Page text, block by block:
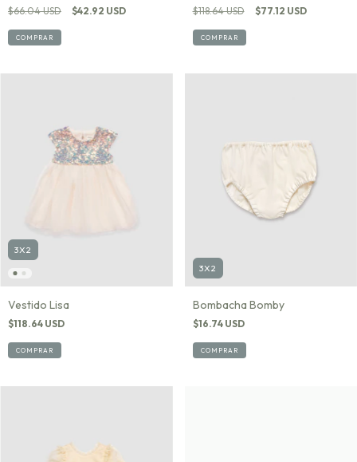
$66.04 USD $42.92 USD
COMPRAR
$118.64 USD $77.12 USD
COMPRAR
3X2
Vestido Lisa
$118.64 USD
COMPRAR
3X2
Bombacha Bomby
$16.74 USD
COMPRAR